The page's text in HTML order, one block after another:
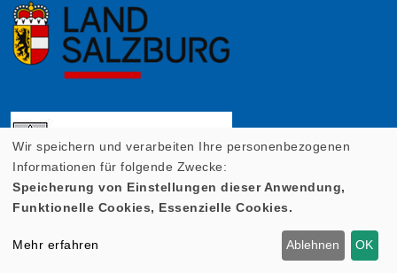
Wir speichern und verarbeiten Ihre personenbezogenen
Informationen für folgende Zwecke:
Speicherung von Einstellungen dieser Anwendung,
Funktionelle Cookies, Essenzielle Cookies.
Mehr erfahren Ablehnen OK